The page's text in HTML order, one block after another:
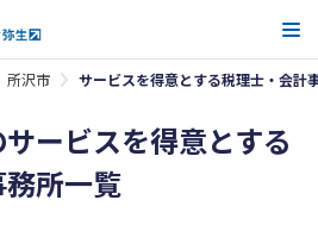
所沢市 サービスを得意とする税理士・会計
ービスを得意とする
所一覧